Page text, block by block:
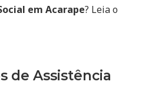
em Acarape? Leia o
de Assistência